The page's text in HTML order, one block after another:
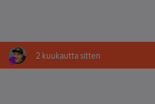
2 kuukautta sitten